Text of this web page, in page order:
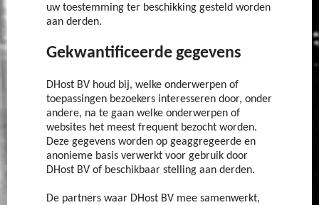
uw toestemming ter beschikking gesteld worden
aan derden.
Gekwantificeerde gegevens
DHost BV houd bij, welke onderwerpen of
toepassingen bezoekers interesseren door, onder
andere, na te gaan welke onderwerpen of
websites het meest frequent bezocht worden.
Deze gegevens worden op geaggregeerde en
anonieme basis verwerkt voor gebruik door
DHost BV of beschikbaar stelling aan derden.
De partners waar DHost BV mee samenwerkt,